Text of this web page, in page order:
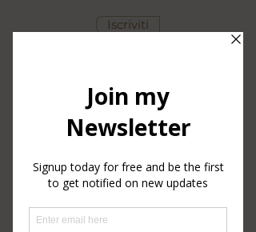
Iscriviti